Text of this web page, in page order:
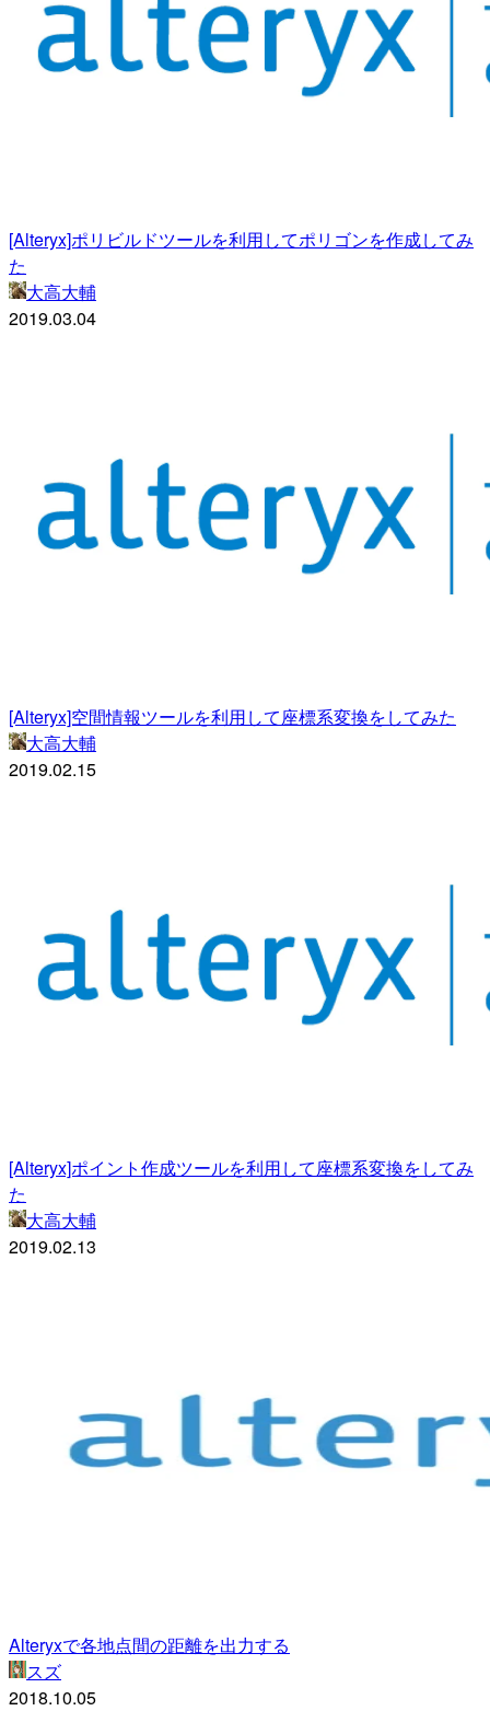
[Alteryx]ポリビルドツールを利用してポリゴンを作成してみ
た
大高大輔
2019.03.04
[Alteryx]空間情報ツールを利用して座標系変換をしてみた
大高大輔
2019.02.15
[Alteryx]ポイント作成ツールを利用して座標系変換をしてみ
た
大高大輔
2019.02.13
Alteryxで各地点間の距離を出力する
スズ
2018.10.05